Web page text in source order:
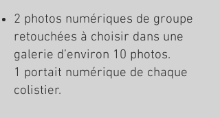
2 photos numériques de groupe
retouchées à choisir dans une
galerie d’environ 10 photos.
1 portait numérique de chaque
colistier.